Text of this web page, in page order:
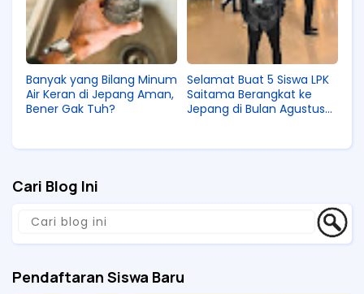
Banyak yang Bilang Minum
Air Keran di Jepang Aman,
Bener Gak Tuh?
Selamat Buat 5 Siswa LPK
Saitama Berangkat ke
Jepang di Bulan Agustus
Cari Blog Ini
Pendaftaran Siswa Baru